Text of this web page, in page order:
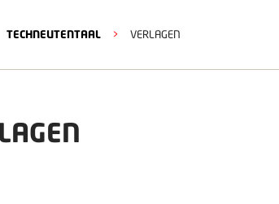
TECHNEUTENTAAL > VERLAGEN